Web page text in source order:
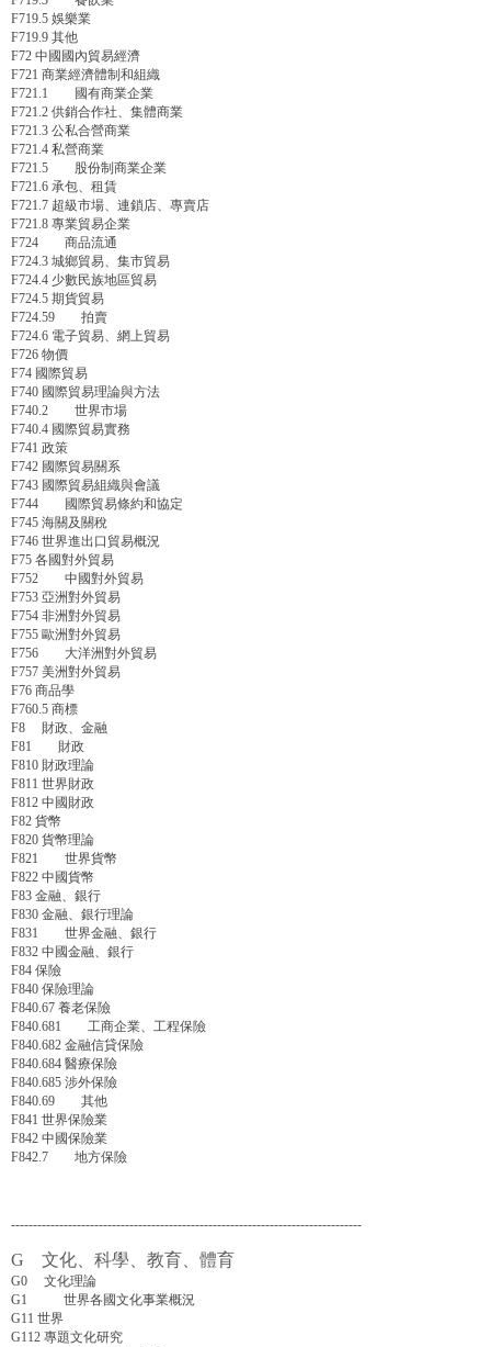
F719.5 娛樂業
F719.9 其他
F72 中國國內貿易經濟
F721 商業經濟體制和組織
F721.1 國有商業企業
F721.2 供銷合作社、集體商業
F721.3 公私合營商業
F721.4 私營商業
F721.5 股份制商業企業
F721.6 承包、租賃
F721.7 超級市場、連鎖店、專賣店
F721.8 專業貿易企業
F724 商品流通
F724.3 城鄉貿易、集市貿易
F724.4 少數民族地區貿易
F724.5 期貨貿易
F724.59 拍賣
F724.6 電子貿易、網上貿易
F726 物價
F74 國際貿易
F740 國際貿易理論與方法
F740.2 世界市場
F740.4 國際貿易實務
F741 政策
F742 國際貿易關系
F743 國際貿易組織與會議
F744 國際貿易條約和協定
F745 海關及關稅
F746 世界進出口貿易概況
F75 各國對外貿易
F752 中國對外貿易
F753 亞洲對外貿易
F754 非洲對外貿易
F755 歐洲對外貿易
F756 大洋洲對外貿易
F757 美洲對外貿易
F76 商品學
F760.5 商標
F8 財政、金融
F81 財政
F810 財政理論
F811 世界財政
F812 中國財政
F82 貨幣
F820 貨幣理論
F821 世界貨幣
F822 中國貨幣
F83 金融、銀行
F830 金融、銀行理論
F831 世界金融、銀行
F832 中國金融、銀行
F84 保險
F840 保險理論
F840.67 養老保險
F840.681 工商企業、工程保險
F840.682 金融信貸保險
F840.684 醫療保險
F840.685 涉外保險
F840.69 其他
F841 世界保險業
F842 中國保險業
F842.7 地方保險
--------------------------------------------------------------------------------
G 文化、科學、教育、體育
G0 文化理論
G1 世界各國文化事業概況
G11 世界
G112 專題文化研究